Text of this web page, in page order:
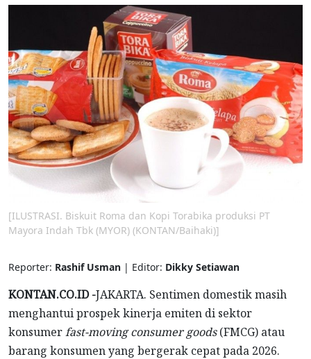
[ILUSTRASI. Biskuit Roma dan Kopi Torabika produksi PT
Mayora Indah Tbk (MYOR) (KONTAN/Baihaki)]
Reporter: Rashif Usman | Editor: Dikky Setiawan
KONTAN.CO.ID -JAKARTA. Sentimen domestik masih
menghantui prospek kinerja emiten di sektor
konsumerfast-moving consumer goods(FMCG) atau
barang konsumen yang bergerak cepat pada 2026.